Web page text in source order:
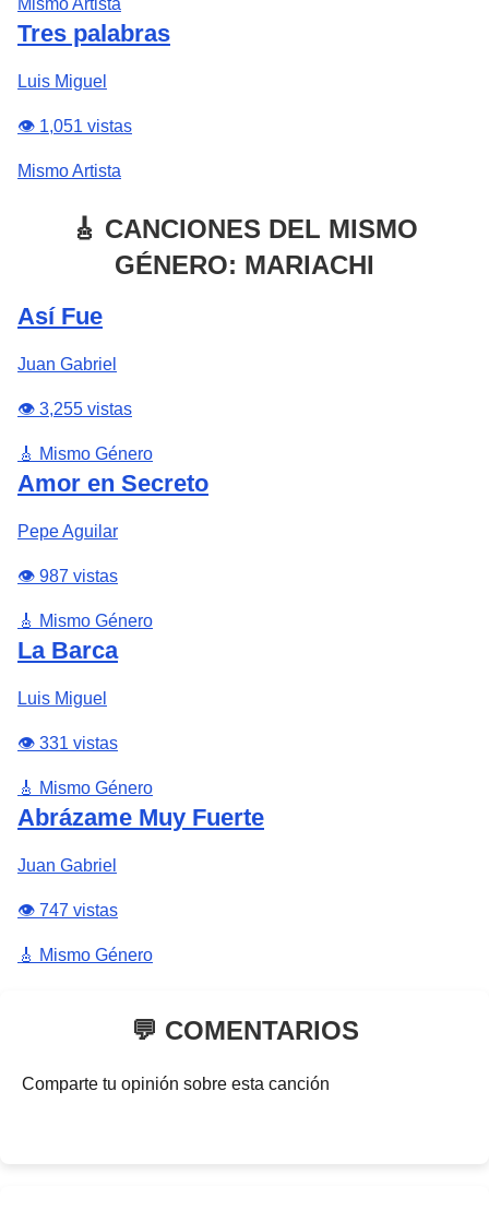
Mismo Artista
Tres palabras
Luis Miguel
👁️ 1,051 vistas
Mismo Artista
🎸 CANCIONES DEL MISMO
GÉNERO: MARIACHI
Así Fue
Juan Gabriel
👁️ 3,255 vistas
🎸 Mismo Género
Amor en Secreto
Pepe Aguilar
👁️ 987 vistas
🎸 Mismo Género
La Barca
Luis Miguel
👁️ 331 vistas
🎸 Mismo Género
Abrázame Muy Fuerte
Juan Gabriel
👁️ 747 vistas
🎸 Mismo Género
💬 COMENTARIOS
Comparte tu opinión sobre esta canción